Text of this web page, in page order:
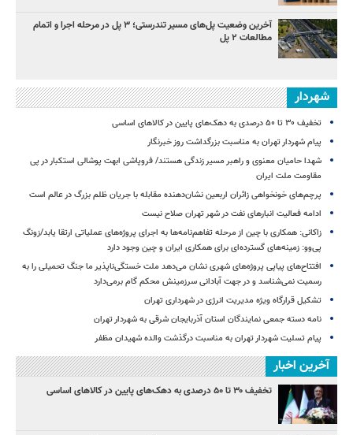
آخرین وضعیت پل‌های مسیر تندرستی؛ ۳ پل در مرحله اجرا و اتمام
مطالعات ۲ پل
شهردار
تخفیف ۳۰ تا ۵۰ درصدی به دهک‌های پایین در کالاهای اساسی
پیام شهردار تهران به مناسبت بزرگداشت روز خبرنگار
شهدا حامیان معنوی و راهبر مسیر زندگی هستند/ فروپاشی ابهت پوشالی استکبار در پی
مقاومت ملت ایران
پرچم‌های خونخواهی زائران اربعین نشان‌دهنده مقابله با جریان ظلم بزرگ در عالم است
ادامه فعالیت انبارهای نفت در شهر تهران صلاح نیست
زاکانی: همکاری با چین از مرحله تفاهم‌نامه‌ها به اجرای پروژه‌های عملیاتی ارتقا یابد/زونگ
پی‌وو: زمینه‌های گسترده‌ای برای همکاری ایران و چین وجود دارد
افتتاح‌های پیاپی پروژه‌های شهری نشان می‌دهد ملت خستگی‌ناپذیر ما جنگ تحمیلی را به
رسمیت نمی‌شناسد و در جهت آبادانی سرزمینش محکم گام برمی‌دارد
تشکیل قرارگاه ویژه مدیریت انرژی در شهرداری تهران
نامه دسته جمعی نمایندگان استان آذربایجان شرقی به شهردار تهران
پیام تسلیت شهردار تهران به مناسبت درگذشت والده شهیدان مظفر
آخرین اخبار
تخفیف ۳۰ تا ۵۰ درصدی به دهک‌های پایین در کالاهای اساسی